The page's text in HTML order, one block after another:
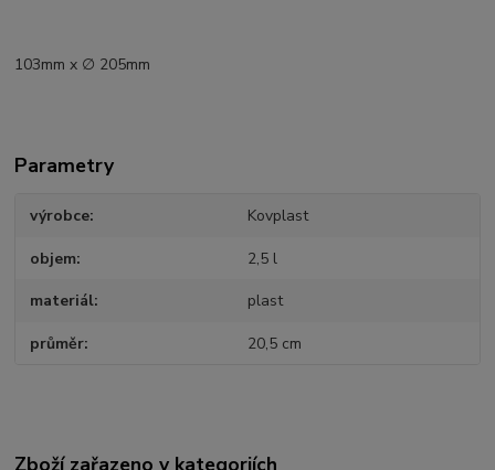
103mm x ∅ 205mm
Parametry
výrobce Kovplast
objem 2,5 l
materiál plast
průměr 20,5 cm
Zboží zařazeno v kategoriích